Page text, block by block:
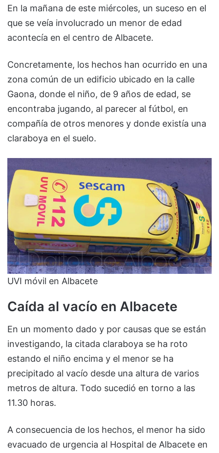
En la mañana de este miércoles, un suceso en el
que se veía involucrado un menor de edad
acontecía en el centro de Albacete.
Concretamente, los hechos han ocurrido en una
zona común de un edificio ubicado en la calle
Gaona, donde el niño, de 9 años de edad, se
encontraba jugando, al parecer al fútbol, en
compañía de otros menores y donde existía una
claraboya en el suelo.
UVI móvil en Albacete
Caída al vacío en Albacete
En un momento dado y por causas que se están
investigando, la citada claraboya se ha roto
estando el niño encima y el menor se ha
precipitado al vacío desde una altura de varios
metros de altura. Todo sucedió en torno a las
11.30 horas.
A consecuencia de los hechos, el menor ha sido
evacuado de urgencia al Hospital de Albacete en